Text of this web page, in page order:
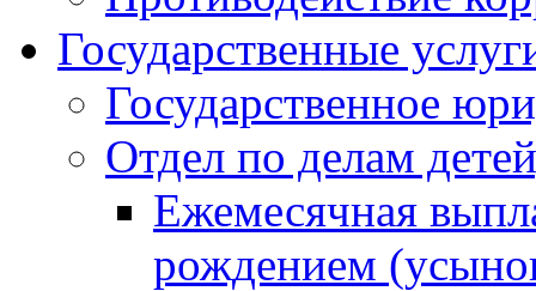
Государственные
Государственное
Отдел по делам
Ежемесячная
рождением